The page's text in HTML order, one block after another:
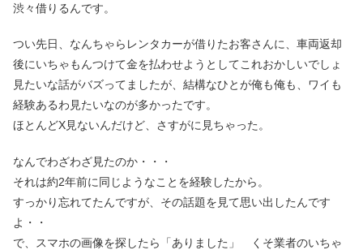
渋々借りるんです。
つい先日、なんちゃらレンタカーが借りたお客さんに、車両返却
後にいちゃもんつけて金を払わせようとしてこれおかしいでしょ
見たいな話がバズってましたが、結構なひとが俺も俺も、ワイも
経験あるわ見たいなのが多かったです。
ほとんどX見ないんだけど、さすがに見ちゃった。
なんでわざわざ見たのか・・・
それは約2年前に同じようなことを経験したから。
すっかり忘れてたんですが、その話題を見て思い出したんです
よ・・
で、スマホの画像を探したら「ありました」 くそ業者のいちゃ